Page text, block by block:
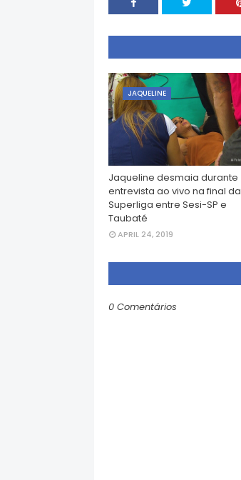
JAQUELINE
Jaqueline desmaia durante
entrevista ao vivo na final da
Superliga entre Sesi-SP e
Taubaté
APRIL 24, 2019
0 Comentários